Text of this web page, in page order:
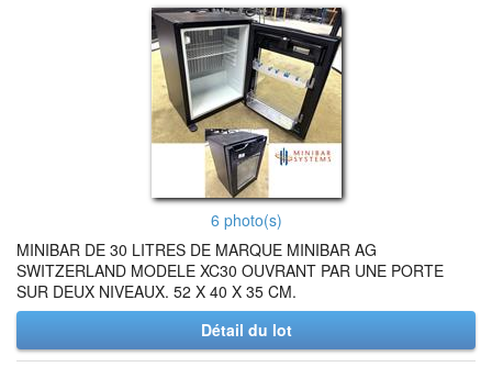
6 photo(s)
MINIBAR DE 30 LITRES DE MARQUE MINIBAR AG
SWITZERLAND MODELE XC30 OUVRANT PAR UNE PORTE
SUR DEUX NIVEAUX. 52 X 40 X 35 CM.
Détail du lot